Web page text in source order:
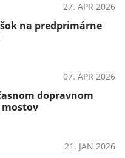
27. APR 2026
na predprimárne
07. APR 2026
dopravnom
mostov
21. JAN 2026